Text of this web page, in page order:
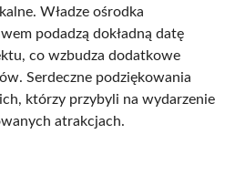
Władze ośrodka
podadzą dokładną datę
co wzbudza dodatkowe
Serdeczne podziękowania
którzy przybyli na wydarzenie
atrakcjach.